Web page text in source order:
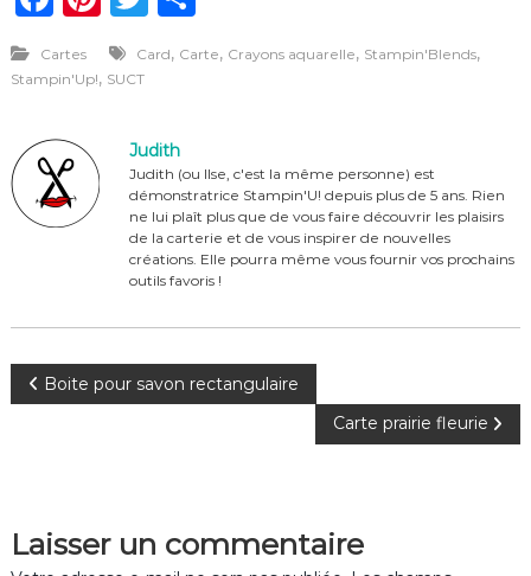
c
b
o
o
n
te
st
it
r
ta
Cartes Card, Carte, Crayons aquarelle, Stampin'Blends,
Stampin'Up!, SUCT
Judith
Judith (ou Ilse, c'est la même personne) est
démonstratrice Stampin'U! depuis plus de 5 ans. Rien
ne lui plaît plus que de vous faire découvrir les plaisirs
de la carterie et de vous inspirer de nouvelles
créations. Elle pourra même vous fournir vos prochains
outils favoris !
N
i
Boite pour savon rectangulaire
Carte prairie fleurie
Laisser un commentaire